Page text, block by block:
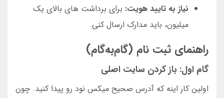
نیاز به تایید هویت: برای برداشت های بالای یک
میلیون، باید مدارک ارسال کنی.
راهنمای ثبت نام (گام‌به‌گام)
گام اول: باز کردن سایت اصلی
اولین کار اینه که آدرس صحیح میکس نود رو پیدا کنید. چون